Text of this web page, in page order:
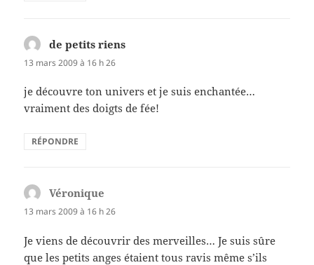
de petits riens
13 mars 2009 à 16 h 26
je découvre ton univers et je suis enchantée…
vraiment des doigts de fée!
RÉPONDRE
Véronique
13 mars 2009 à 16 h 26
Je viens de découvrir des merveilles… Je suis sûre
que les petits anges étaient tous ravis même s’ils